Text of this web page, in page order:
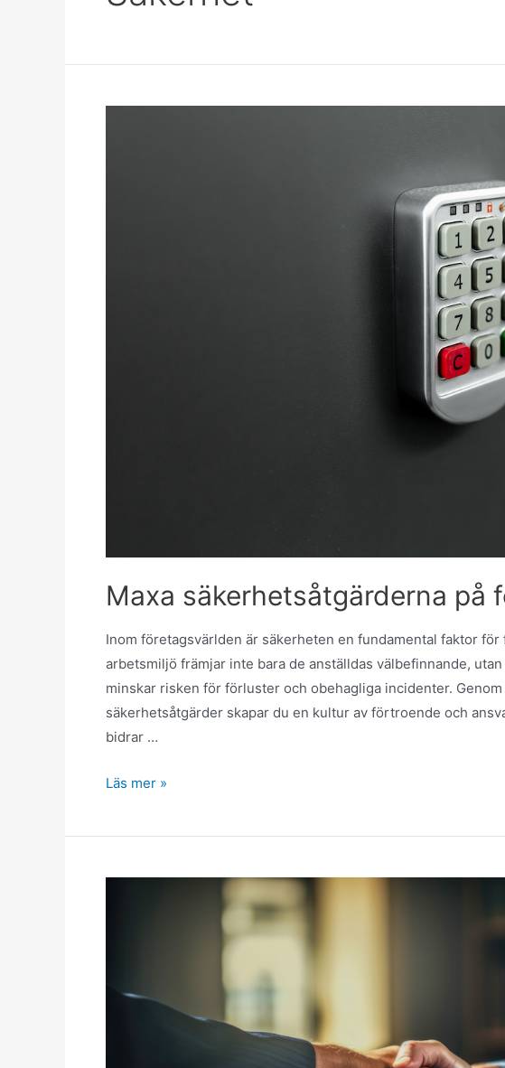
Maxa säkerhetsåtgärderna på
Inom företagsvärlden är säkerheten en fundamental faktor
arbetsmiljö främjar inte bara de anställdas välbefinnande,
minskar risken för förluster och obehagliga incidenter.
säkerhetsåtgärder skapar du en kultur av förtroende och
bidrar …
Läs mer »